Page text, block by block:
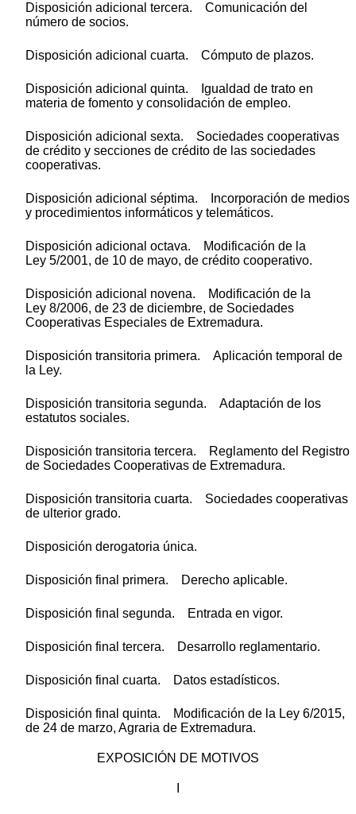
Disposición adicional tercera. Comunicación del
número de socios.
Disposición adicional cuarta. Cómputo de plazos.
Disposición adicional quinta. Igualdad de trato en
materia de fomento y consolidación de empleo.
Disposición adicional sexta. Sociedades cooperativas
de crédito y secciones de crédito de las sociedades
cooperativas.
Disposición adicional séptima. Incorporación de medios
y procedimientos informáticos y telemáticos.
Disposición adicional octava. Modificación de la
Ley 5/2001, de 10 de mayo, de crédito cooperativo.
Disposición adicional novena. Modificación de la
Ley 8/2006, de 23 de diciembre, de Sociedades
Cooperativas Especiales de Extremadura.
Disposición transitoria primera. Aplicación temporal de
la Ley.
Disposición transitoria segunda. Adaptación de los
estatutos sociales.
Disposición transitoria tercera. Reglamento del Registro
de Sociedades Cooperativas de Extremadura.
Disposición transitoria cuarta. Sociedades cooperativas
de ulterior grado.
Disposición derogatoria única.
Disposición final primera. Derecho aplicable.
Disposición final segunda. Entrada en vigor.
Disposición final tercera. Desarrollo reglamentario.
Disposición final cuarta. Datos estadísticos.
Disposición final quinta. Modificación de la Ley 6/2015,
de 24 de marzo, Agraria de Extremadura.
EXPOSICIÓN DE MOTIVOS